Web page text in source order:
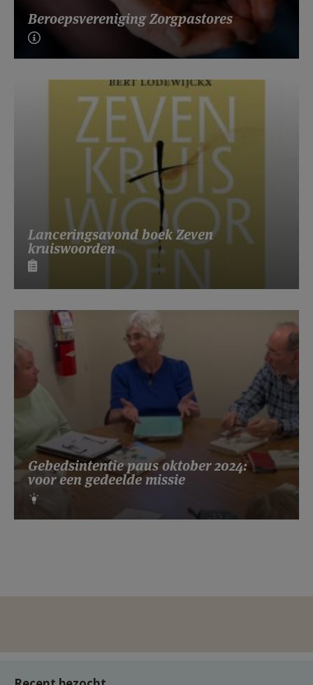
Beroepsvereniging Zorgpastores
Lanceringsavond boek Zeven
kruiswoorden
Gebedsintentie paus oktober 2024:
voor een gedeelde missie